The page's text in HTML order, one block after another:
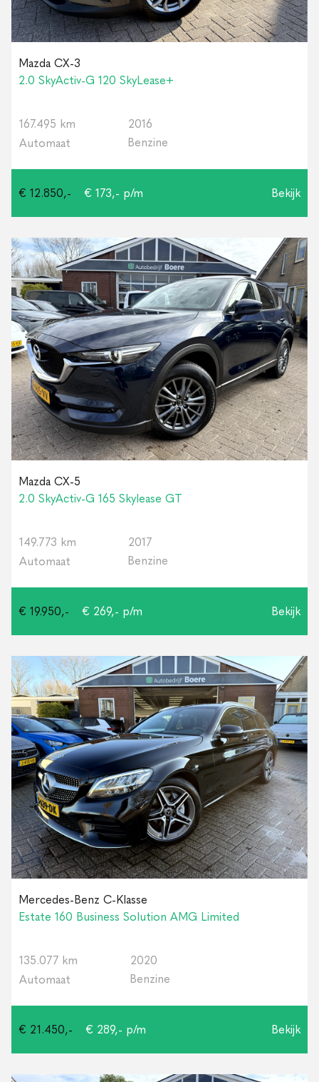
Mazda CX-3
2.0 SkyActiv-G 120 SkyLease+
167.495 km
2016
Automaat
Benzine
€ 12.850,- € 173,- p/m Bekijk
Mazda CX-5
2.0 SkyActiv-G 165 Skylease GT
149.773 km
2017
Automaat
Benzine
€ 19.950,- € 269,- p/m Bekijk
Mercedes-Benz C-Klasse
Estate 160 Business Solution AMG Limited
135.077 km
2020
Automaat
Benzine
€ 21.450,- € 289,- p/m Bekijk